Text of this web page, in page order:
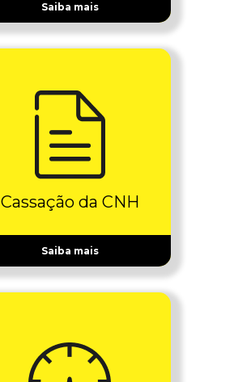
Saiba mais
Cassação da CNH
Saiba mais